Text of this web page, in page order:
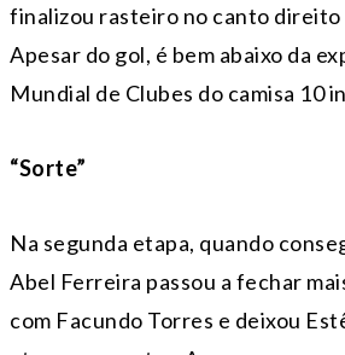
finalizou rasteiro no canto
Apesar do gol, é bem abaixo da
Mundial de Clubes do camisa 10
“Sorte”
Na segunda etapa, quando
Abel Ferreira passou a fechar
com Facundo Torres e deixou